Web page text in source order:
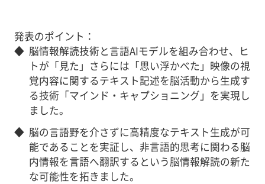
発表のポイント：
◆ 脳情報解読技術と言語AIモデルを組み合わせ、ヒ
トが「見た」さらには「思い浮かべた」映像の視
覚内容に関するテキスト記述を脳活動から生成す
る技術「マインド・キャプショニング」を実現し
ました。
◆ 脳の言語野を介さずに高精度なテキスト生成が可
能であることを実証し、非言語的思考に関わる脳
内情報を言語へ翻訳するという脳情報解読の新た
な可能性を拓きました。